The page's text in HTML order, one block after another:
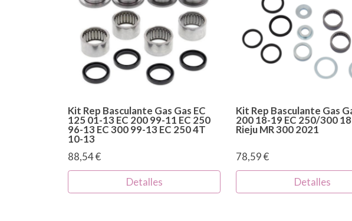
Kit Rep Basculante Gas Gas EC
125 01-13 EC 200 99-11 EC 250
96-13 EC 300 99-13 EC 250 4T
10-13
88,54 €
Detalles
Kit Rep Basculante Gas
200 18-19 EC 250/300
Rieju MR 300 2021
78,59 €
Detalles